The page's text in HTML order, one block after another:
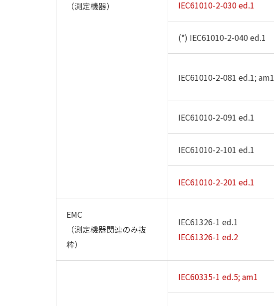
（測定機器）
IEC61010-2-030 ed.1
(*) IEC61010-2-040 ed.1
IEC61010-2-081 ed.1; am1
IEC61010-2-091 ed.1
IEC61010-2-101 ed.1
IEC61010-2-201 ed.1
EMC
（測定機器関連のみ抜
粋）
IEC61326-1 ed.1
IEC61326-1 ed.2
IEC60335-1 ed.5; am1